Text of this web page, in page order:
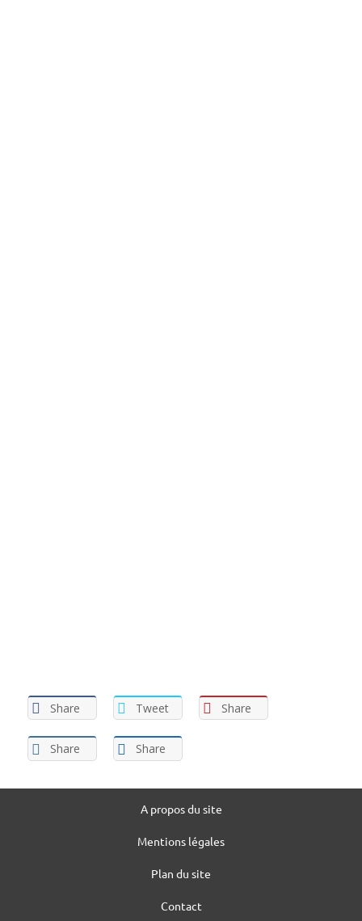
Share Tweet Share
Share Share
A propos du site
Mentions légales
Plan du site
Contact